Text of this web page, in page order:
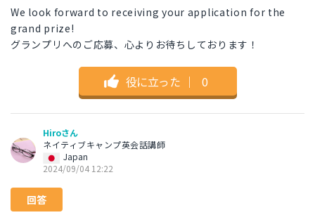
We look forward to receiving your application for the
grand prize!
グランプリへのご応募、心よりお待ちしております！
役に立った ｜ 0
Hiroさん
ネイティブキャンプ英会話講師
Japan
2024/09/04 12:22
回答